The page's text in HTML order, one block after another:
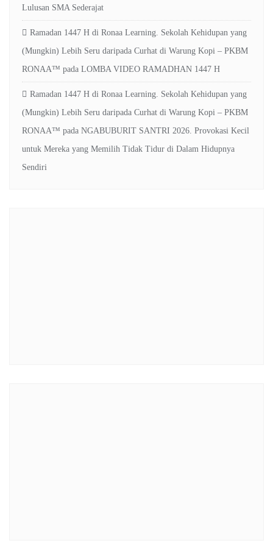
Lulusan SMA Sederajat
Ramadan 1447 H di Ronaa Learning. Sekolah Kehidupan yang
(Mungkin) Lebih Seru daripada Curhat di Warung Kopi – PKBM
RONAA™ pada LOMBA VIDEO RAMADHAN 1447 H
Ramadan 1447 H di Ronaa Learning. Sekolah Kehidupan yang
(Mungkin) Lebih Seru daripada Curhat di Warung Kopi – PKBM
RONAA™ pada NGABUBURIT SANTRI 2026. Provokasi Kecil
untuk Mereka yang Memilih Tidak Tidur di Dalam Hidupnya
Sendiri